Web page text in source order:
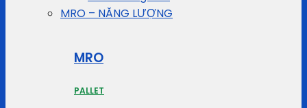
MRO – NĂNG LƯỢNG
MRO
PALLET